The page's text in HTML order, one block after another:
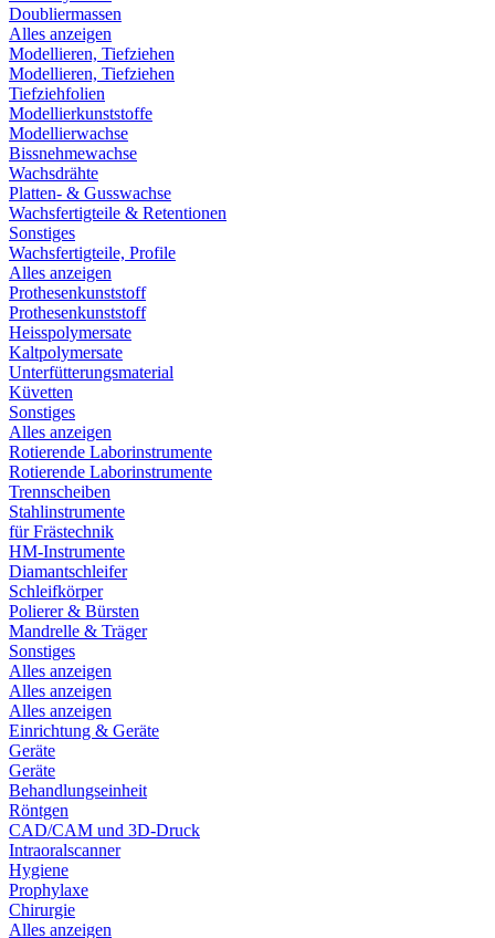
Doubliermassen
Alles anzeigen
Modellieren, Tiefziehen
Modellieren, Tiefziehen
Tiefziehfolien
Modellierkunststoffe
Modellierwachse
Bissnehmewachse
Wachsdrähte
Platten- & Gusswachse
Wachsfertigteile & Retentionen
Sonstiges
Wachsfertigteile, Profile
Alles anzeigen
Prothesenkunststoff
Prothesenkunststoff
Heisspolymersate
Kaltpolymersate
Unterfütterungsmaterial
Küvetten
Sonstiges
Alles anzeigen
Rotierende Laborinstrumente
Rotierende Laborinstrumente
Trennscheiben
Stahlinstrumente
für Frästechnik
HM-Instrumente
Diamantschleifer
Schleifkörper
Polierer & Bürsten
Mandrelle & Träger
Sonstiges
Alles anzeigen
Alles anzeigen
Alles anzeigen
Einrichtung & Geräte
Geräte
Geräte
Behandlungseinheit
Röntgen
CAD/CAM und 3D-Druck
Intraoralscanner
Hygiene
Prophylaxe
Chirurgie
Alles anzeigen